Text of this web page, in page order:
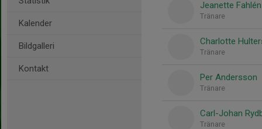
Kalender
Bildgalleri
Kontakt
Jeanette Fahlén
Tränare
Charlotte
Tränare
Per Andersson
Tränare
Carl-Johan
Tränare